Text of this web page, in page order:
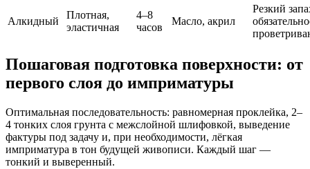
Алкидный
Плотная,
эластичная
4–8
часов
Масло, акрил
Резкий
Пошаговая подготовка поверхности: от
первого слоя до имприматуры
Оптимальная последовательность: равномерная проклейка, 2–
4 тонких слоя грунта с межслойной шлифовкой, выведение
фактуры под задачу и, при необходимости, лёгкая
имприматура в тон будущей живописи. Каждый шаг —
тонкий и выверенный.